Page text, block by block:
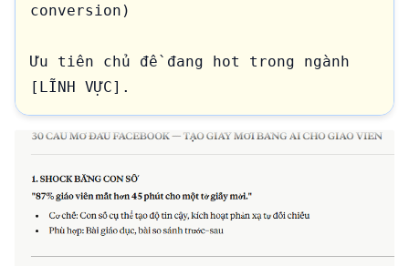
conversion)
Ưu tiên chủ đề đang hot trong ngành
[LĨNH VỰC].